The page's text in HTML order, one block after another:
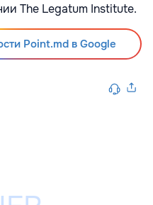
The Legatum Institute.
Point.md в Google